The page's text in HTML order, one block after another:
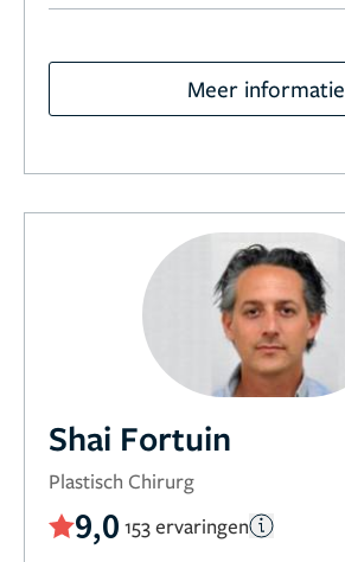
Meer informatie
Shai Fortuin
Plastisch Chirurg
9,0 153 ervaringen